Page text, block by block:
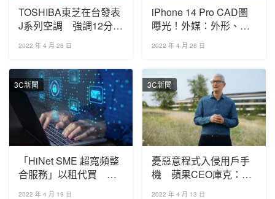
TOSHIBA東芝在台發表
J系列空調 強調12分鐘
快速降溫
2022 年 4 月 28 日
iPhone 14 Pro CAD圖
曝光！外媒：外形、晶
片、鏡頭都更好
2022 年 4 月 28 日
3C新聞
「HiNet SME 超寬頻整
合服務」以租代買 輕
鬆換裝新世代閘道器
2022 年 4 月 19 日
3C新聞
憂惡意程式入侵用戶手
機 蘋果CEO庫克：反
壟斷措施傷害隱私安全
2022 年 4 月 13 日